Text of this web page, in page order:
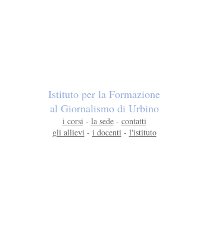
Istituto per la Formazione
al Giornalismo di Urbino
i corsi - la sede- contatti
gli allievi - i docenti - l'istituto